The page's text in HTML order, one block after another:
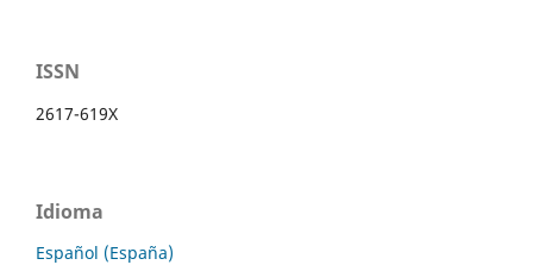
ISSN
2617-619X
Idioma
Español (España)